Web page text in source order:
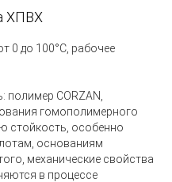
ХПВХ
0 до 100°С, рабочее
полимер CORZAN,
гомополимерного
стойкость, особенно
основаниям
механические свойства
в процессе